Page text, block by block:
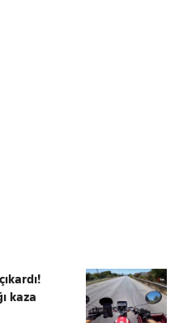
kaza